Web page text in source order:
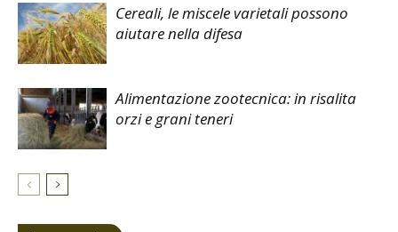
Cereali, le miscele varietali possono
aiutare nella difesa
Alimentazione zootecnica: in risalita
orzi e grani teneri